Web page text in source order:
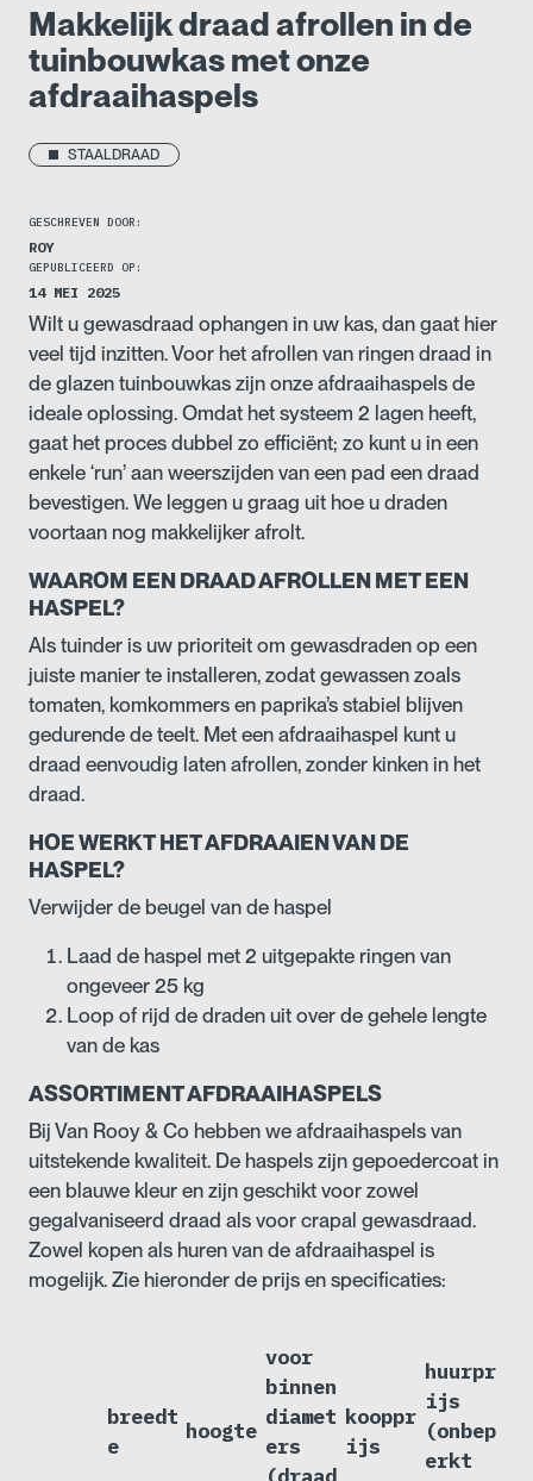
Makkelijk draad afrollen in de
tuinbouwkas met onze
afdraaihaspels
STAALDRAAD
GESCHREVEN DOOR:
ROY
GEPUBLICEERD OP:
14 MEI 2025
Wilt u gewasdraad ophangen in uw kas, dan gaat hier
veel tijd inzitten. Voor het afrollen van ringen draad in
de glazen tuinbouwkas zijn onze afdraaihaspels de
ideale oplossing. Omdat het systeem 2 lagen heeft,
gaat het proces dubbel zo efficiënt; zo kunt u in een
enkele ‘run’ aan weerszijden van een pad een draad
bevestigen. We leggen u graag uit hoe u draden
voortaan nog makkelijker afrolt.
WAAROM EEN DRAAD AFROLLEN MET EEN
HASPEL?
Als tuinder is uw prioriteit om gewasdraden op een
juiste manier te installeren, zodat gewassen zoals
tomaten, komkommers en paprika’s stabiel blijven
gedurende de teelt. Met een afdraaihaspel kunt u
draad eenvoudig laten afrollen, zonder kinken in het
draad.
HOE WERKT HET AFDRAAIEN VAN DE
HASPEL?
Verwijder de beugel van de haspel
Laad de haspel met 2 uitgepakte ringen van
ongeveer 25 kg
Loop of rijd de draden uit over de gehele lengte
van de kas
ASSORTIMENT AFDRAAIHASPELS
Bij Van Rooy & Co hebben we afdraaihaspels van
uitstekende kwaliteit. De haspels zijn gepoedercoat in
een blauwe kleur en zijn geschikt voor zowel
gegalvaniseerd draad als voor crapal gewasdraad.
Zowel kopen als huren van de afdraaihaspel is
mogelijk. Zie hieronder de prijs en specificaties:
breedt
e
hoogte
voor
binnen
diamet
ers
kooppr
ijs
huurpr
ijs
(onbep
erkt